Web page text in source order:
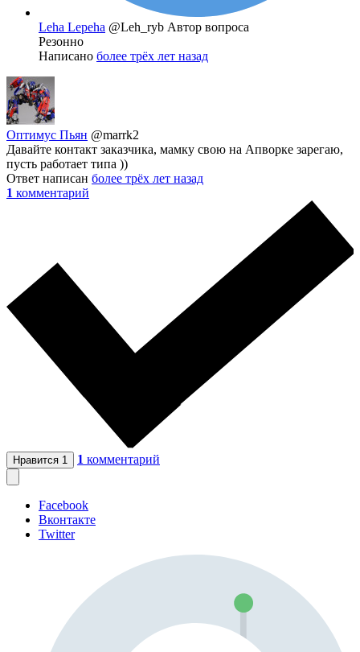
Leha Lepeha @Leh_ryb Автор вопроса
Резонно
Написано более трёх лет назад
Оптимус Пьян @marrk2
Давайте контакт заказчика, мамку свою на Апворке зарегаю,
пусть работает типа ))
Ответ написан более трёх лет назад
1 комментарий
Нравится 1 1 комментарий
Facebook
Вконтакте
Twitter